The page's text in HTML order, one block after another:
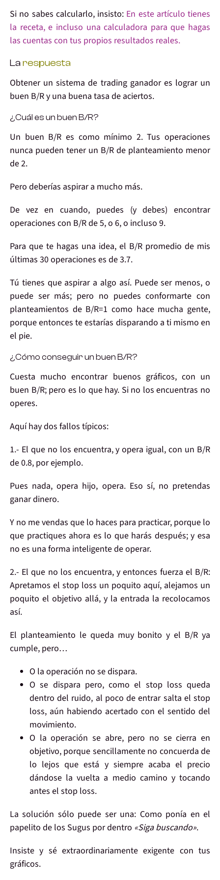
Si no sabes calcularlo, insisto: En este artículo tienes
la receta, e incluso una calculadora para que hagas
las cuentas con tus propios resultados reales.
Larespuesta
Obtener unsistema de trading ganadores lograr un
buen B/Ry una buena tasa de aciertos.
¿Cuál es un buen B/R?
Un buen B/R es como mínimo 2. Tus operaciones
nunca pueden tener un B/R de planteamiento menor
de 2.
Pero deberías aspirar a mucho más.
De vez en cuando, puedes (y debes) encontrar
operaciones con B/R de 5, o 6, o incluso 9.
Para que te hagas una idea, el B/R promedio de mis
últimas 30operaciones es de3.7.
Tú tienes que aspirar a algo así. Puede ser menos, o
puede ser más; pero no puedes conformarte con
planteamientos de B/R=1 como hace mucha gente,
porque entonces te estarías disparando a ti mismo en
el pie.
¿Cómo conseguir un buen B/R?
Cuesta muchoencontrar buenos gráficos, con un
buen B/R; pero es lo que hay. Si no los encuentras no
operes.
Aquí haydos fallos típicos:
1.- El que no los encuentra, yopera igual, con un B/R
de 0.8, por ejemplo.
Pues nada, opera hijo, opera. Eso sí, no pretendas
ganar dinero.
Y no me vendas que lo haces para practicar, porque lo
que practiques ahora es lo que harás después; y esa
no es una forma inteligente de operar.
2.- El que no los encuentra, y entonces fuerza el B/R:
Apretamos el stop loss un poquito aquí, alejamos un
poquito el objetivo allá, y la entrada la recolocamos
así.
El planteamiento le queda muy bonito y el B/R ya
cumple, pero…
O la operación no se dispara.
O se dispara pero, como el stop loss queda
dentro del ruido, al poco de entrar salta el stop
loss, aún habiendo acertado con el sentido del
movimiento.
O la operación se abre, pero no se cierra en
objetivo, porque sencillamente no concuerda de
lo lejos que está y siempre acaba el precio
dándose la vuelta a medio camino y tocando
antes el stop loss.
Lasolución sólo puede ser una: Como ponía en el
papelito de los Sugus por dentro «Siga buscando».
Insiste y sé extraordinariamenteexigente con tus
gráficos.